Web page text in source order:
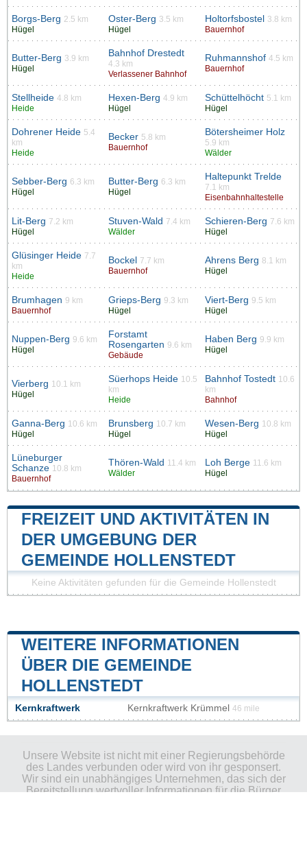
Borgs-Berg 2.5 km
Hügel
Oster-Berg 3.5 km
Hügel
Holtorfsbostel 3.8 km
Bauernhof
Butter-Berg 3.9 km
Hügel
Bahnhof Drestedt
4.3 km
Verlassener Bahnhof
Ruhmannshof 4.5 km
Bauernhof
Stellheide 4.8 km
Heide
Hexen-Berg 4.9 km
Hügel
Schüttelhöcht 5.1 km
Hügel
Dohrener Heide 5.4
km
Heide
Becker 5.8 km
Bauernhof
Bötersheimer Holz
5.9 km
Wälder
Sebber-Berg 6.3 km
Hügel
Butter-Berg 6.3 km
Hügel
Haltepunkt Trelde
7.1 km
Eisenbahnhaltestelle
Lit-Berg 7.2 km
Hügel
Stuven-Wald 7.4 km
Wälder
Schieren-Berg 7.6 km
Hügel
Glüsinger Heide 7.7
km
Heide
Bockel 7.7 km
Bauernhof
Ahrens Berg 8.1 km
Hügel
Brumhagen 9 km
Bauernhof
Grieps-Berg 9.3 km
Hügel
Viert-Berg 9.5 km
Hügel
Nuppen-Berg 9.6 km
Hügel
Forstamt
Rosengarten 9.6 km
Gebäude
Haben Berg 9.9 km
Hügel
Vierberg 10.1 km
Hügel
Süerhops Heide 10.5
km
Heide
Bahnhof Tostedt 10.6
km
Bahnhof
Ganna-Berg 10.6 km
Hügel
Brunsberg 10.7 km
Hügel
Wesen-Berg 10.8 km
Hügel
Lüneburger
Schanze 10.8 km
Bauernhof
Thören-Wald 11.4 km
Wälder
Loh Berge 11.6 km
Hügel
FREIZEIT UND AKTIVITÄTEN IN
DER UMGEBUNG DER
GEMEINDE HOLLENSTEDT
Keine Aktivitäten gefunden für die Gemeinde Hollenstedt
WEITERE INFORMATIONEN
ÜBER DIE GEMEINDE
HOLLENSTEDT
Kernkraftwerk Kernkraftwerk Krümmel 46 mile
Unsere Website ist nicht mit einer Regierungsbehörde
des Landes verbunden oder wird von ihr gesponsert.
Wir sind ein unabhängiges Unternehmen, das sich der
Bereitstellung wertvoller Informationen für die Bürger